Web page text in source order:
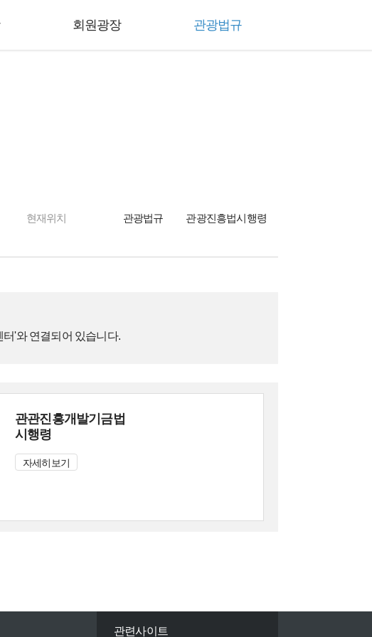
회원광장 관광법규
현재위치 관광법규 관광진흥법시행령
터'와 연결되어 있습니다.
관관진흥개발기금법
시행령
자세히보기
관련사이트
창원시문화관광